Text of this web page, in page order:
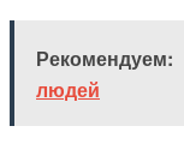
Рекомендуем:
людей